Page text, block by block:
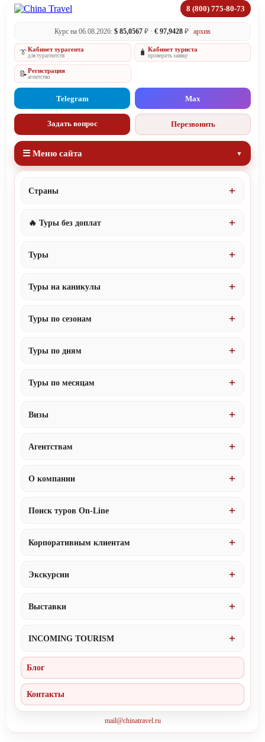
8 (800) 775-80-73
Курс на 06.08.2026: $ 85,0567 ₽ · € 97,9428 ₽ архив
👔Кабинет турагента
для турагентств 🧳 Кабинет туриста
проверить заявку
📝Регистрация
агентство
Telegram Max
Задать вопрос Перезвонить
☰ Меню сайта
Страны
🔥 Туры без доплат
Туры
Туры на каникулы
Туры по сезонам
Туры по дням
Туры по месяцам
Визы
Агентствам
О компании
Поиск туров On-Line
Корпоративным клиентам
Экскурсии
Выставки
INCOMING TOURISM
Блог
Контакты
mail@chinatravel.ru